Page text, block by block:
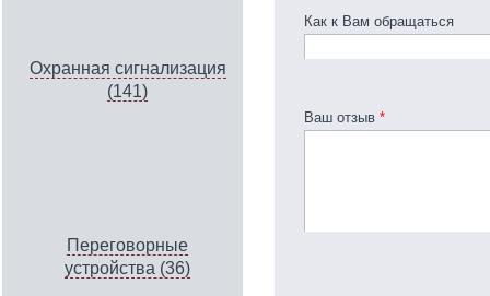
Охранная сигнализация
(141)
Переговорные
устройства (36)
Как к Вам обращаться
Ваш отзыв *